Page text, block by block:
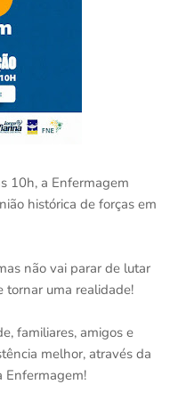
10h, a Enfermagem
histórica de forças em
não vai parar de lutar
tornar uma realidade!
familiares, amigos e
melhor, através da
Enfermagem!